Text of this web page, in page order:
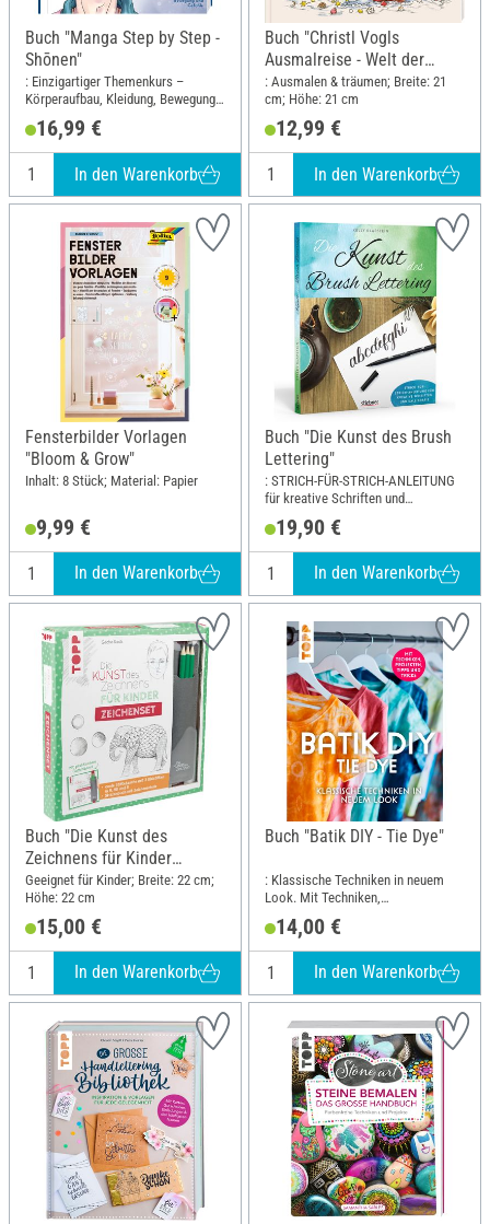
Buch "Manga Step by Step -
Shōnen"
: Einzigartiger Themenkurs –
Körperaufbau, Kleidung, Bewegung
23 cm
16,99 €
In den Warenkorb
Buch "Christl Vogls
Ausmalreise - Welt der
Weihnachtswichtel"
: Ausmalen & träumen; Breite: 21
cm; Höhe: 21 cm
12,99 €
In den Warenkorb
Fensterbilder Vorlagen
"Bloom & Grow"
Inhalt: 8 Stück; Material: Papier
9,99 €
In den Warenkorb
Buch "Die Kunst des Brush
Lettering"
: STRICH-FÜR-STRICH-ANLEITUNG
für kreative Schriften und
25.4 cm
19,90 €
In den Warenkorb
Buch "Die Kunst des
Zeichnens für Kinder
Zeichenset"
Geeignet für Kinder; Breite: 22 cm;
Höhe: 22 cm
15,00 €
In den Warenkorb
Buch "Batik DIY - Tie Dye"
: Klassische Techniken in neuem
Look. Mit Techniken,
Tricks; Breite: 19.5 cm; Höhe: 25
cm
14,00 €
In den Warenkorb